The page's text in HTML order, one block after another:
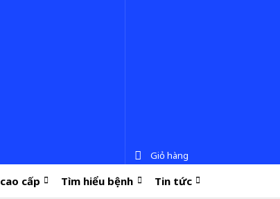
Giỏ hàng
cấp Tìm hiểu bệnh Tin tức